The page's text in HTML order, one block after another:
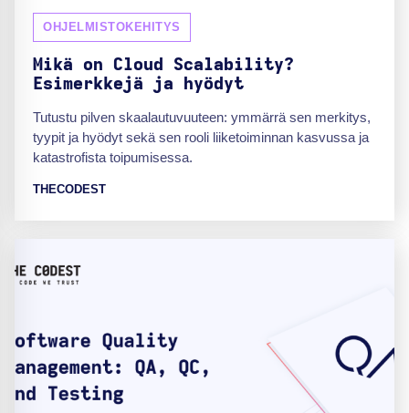
OHJELMISTOKEHITYS
Mikä on Cloud Scalability?
Esimerkkejä ja hyödyt
Tutustu pilven skaalautuvuuteen: ymmärrä sen merkitys,
tyypit ja hyödyt sekä sen rooli liiketoiminnan kasvussa ja
katastrofista toipumisessa.
THECODEST